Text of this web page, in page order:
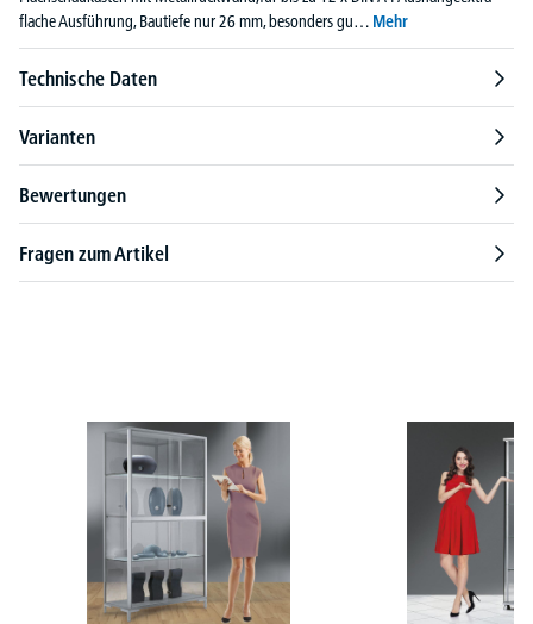
flache Ausführung, Bautiefe nur 26 mm, besonders gu… Mehr
Technische Daten
Varianten
Bewertungen
Fragen zum Artikel